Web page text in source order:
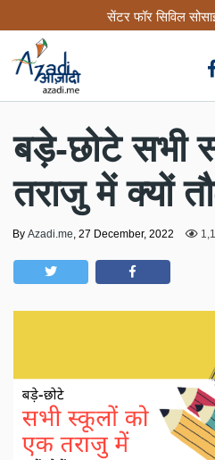
to
content
सेंटर फॉर सिविल
बड़े-छोटे सभी
तराजु में क्यों
By Azadi.me, 27 December, 2022